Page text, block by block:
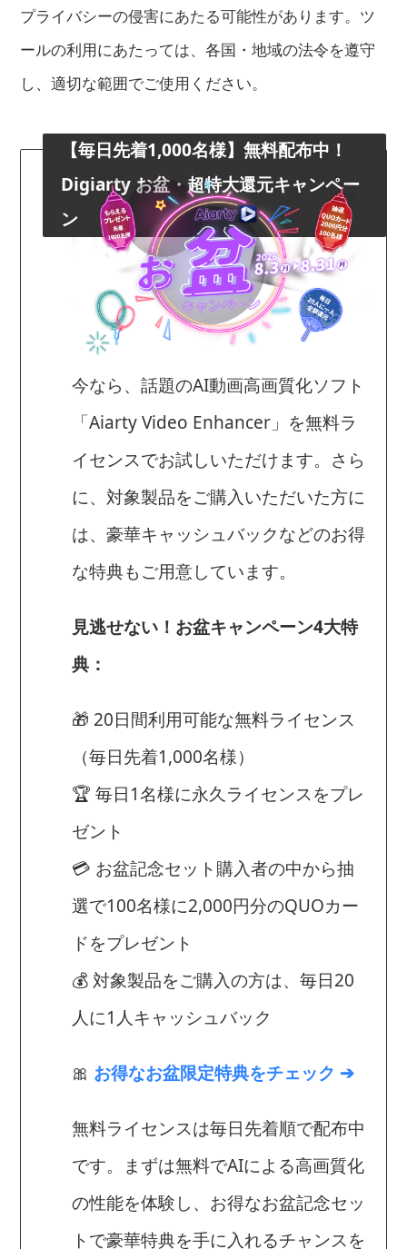
プライバシーの侵害にあたる可能性があります。ツ
ールの利用にあたっては、各国・地域の法令を遵守
し、適切な範囲でご使用ください。
【毎日先着1,000名様】無料配布中！
Digiarty お盆・超特大還元キャンペー
ン
今なら、話題のAI動画高画質化ソフト
「Aiarty Video Enhancer」を無料ラ
イセンスでお試しいただけます。さら
に、対象製品をご購入いただいた方に
は、豪華キャッシュバックなどのお得
な特典もご用意しています。
見逃せない！お盆キャンペーン4大特
典：
🎁 20日間利用可能な無料ライセンス
（毎日先着1,000名様）
🏆 毎日1名様に永久ライセンスをプレ
ゼント
💳 お盆記念セット購入者の中から抽
選で100名様に2,000円分のQUOカー
ドをプレゼント
💰 対象製品をご購入の方は、毎日20
人に1人キャッシュバック
🎀 お得なお盆限定特典をチェック ➔
無料ライセンスは毎日先着順で配布中
です。まずは無料でAIによる高画質化
の性能を体験し、お得なお盆記念セッ
トで豪華特典を手に入れるチャンスを